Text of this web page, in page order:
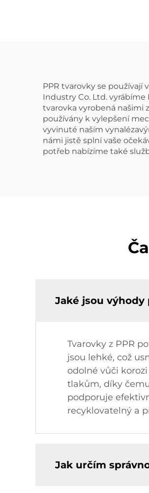
PPR tvarovky se používají
Industry Co. Ltd.
tvarovka vyrobená našimi
používány k vylepšení
vyvinuté naším
námi jistě splní vaše
potřeb nabízíme také
Jaké jsou
Tvarovky z PPR
jsou lehké, což
odolné vůči
tlakům, díky
podporuje
recyklovatelný a
Jak určím